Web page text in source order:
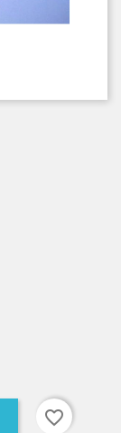
favorite_border